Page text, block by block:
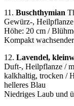
11. Buschthymian
Gewürz-,
Höhe: 20 cm /
Kompakt
12. Lavendel,
Duft-, Heilpflanze /
kalkhaltig, trocken /
helleres Blau
Niedriges Laub und